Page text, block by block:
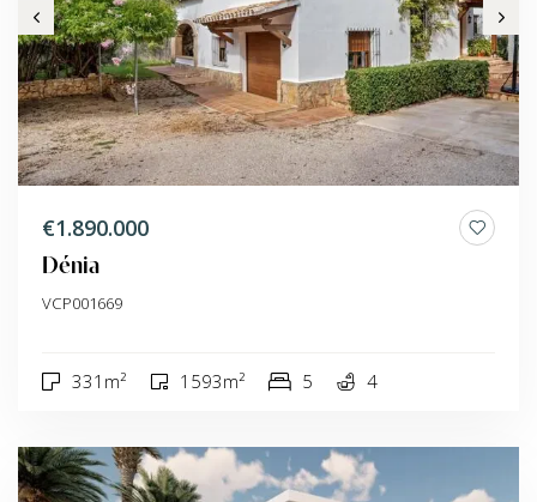
€1.890.000
Dénia
VCP001669
331m² 1593m² 5 4